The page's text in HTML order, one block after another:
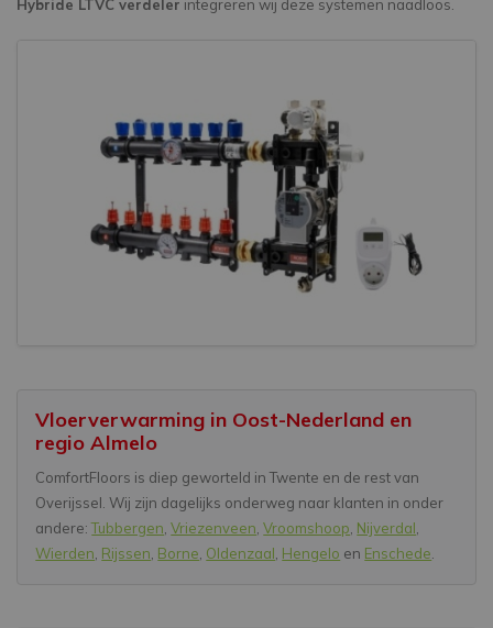
Hybride LTVC verdeler integreren wij deze systemen naadloos.
Vloerverwarming in Oost-Nederland en
regio Almelo
ComfortFloors is diep geworteld in Twente en de rest van
Overijssel. Wij zijn dagelijks onderweg naar klanten in onder
andere:Tubbergen ,Vriezenveen ,Vroomshoop Nijverdal
Wierden Rijssen Borne Oldenzaal Hengelo en Enschede